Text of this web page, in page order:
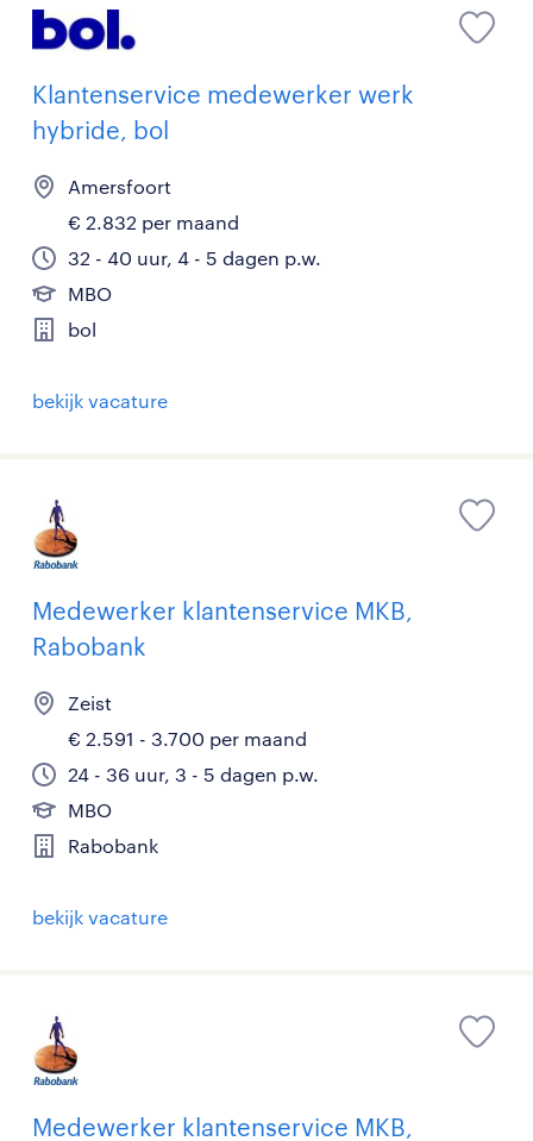
Klantenservice medewerker werk
hybride, bol
Amersfoort
€ 2.832 per maand
32 - 40 uur, 4 - 5 dagen p.w.
MBO
bol
bekijk vacature
Medewerker klantenservice MKB,
Rabobank
Zeist
€ 2.591 - 3.700 per maand
24 - 36 uur, 3 - 5 dagen p.w.
MBO
Rabobank
bekijk vacature
Medewerker klantenservice MKB,